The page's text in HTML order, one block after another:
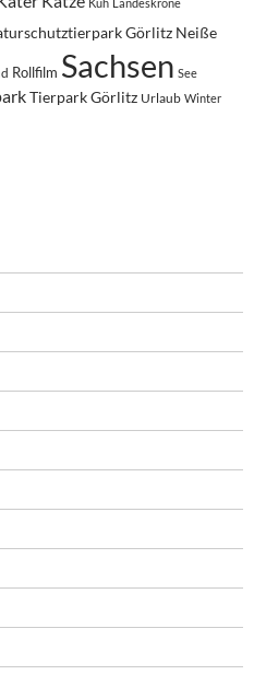
Kuh Landeskrone
Görlitz Neiße
Rollfilm Sachsen See
Tierpark Görlitz Urlaub Winter